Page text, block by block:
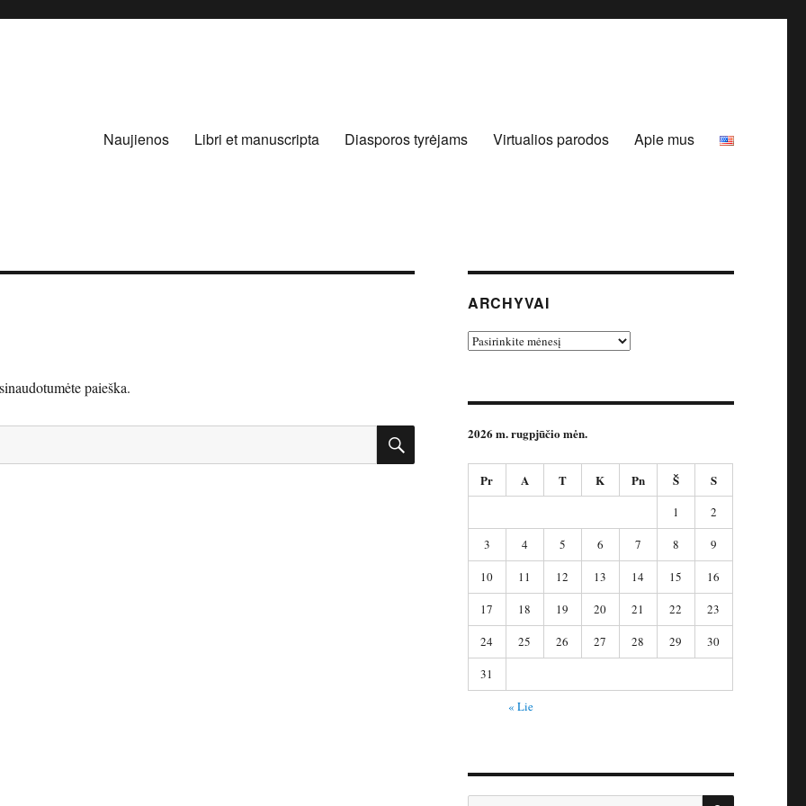
Naujienos Libri et manuscripta Diasporos tyrėjams Virtualios parodos Apie mus
paieška.
IEŠKOTI
ARCHYVAI
Archyvai
2026 m. rugpjūčio mėn.
Pr A T K Pn Š S
1
2
3
4 5 6 7 8
9
10
11 12 13 14 15
16
17
18 19 20 21 22
23
24
25 26 27 28 29
30
31
« Lie
IEŠKOTI